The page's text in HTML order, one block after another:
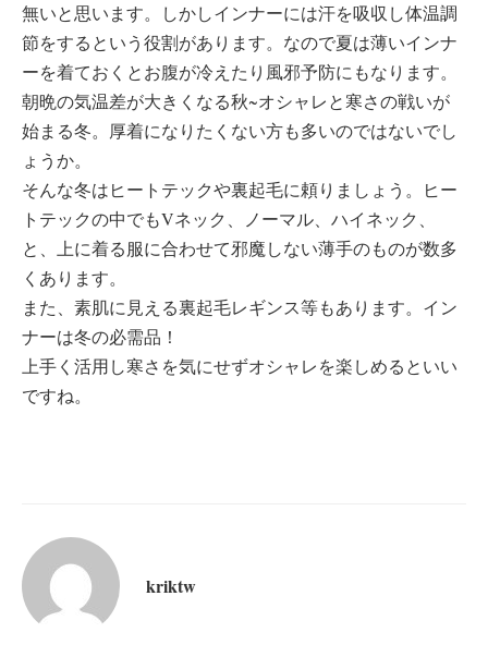
無いと思います。しかしインナーには汗を吸収し体温調
節をするという役割があります。なので夏は薄いインナ
ーを着ておくとお腹が冷えたり風邪予防にもなります。
朝晩の気温差が大きくなる秋~オシャレと寒さの戦いが
始まる冬。厚着になりたくない方も多いのではないでし
ょうか。
そんな冬はヒートテックや裏起毛に頼りましょう。ヒー
トテックの中でもVネック、ノーマル、ハイネック、
と、上に着る服に合わせて邪魔しない薄手のものが数多
くあります。
また、素肌に見える裏起毛レギンス等もあります。イン
ナーは冬の必需品！
上手く活用し寒さを気にせずオシャレを楽しめるといい
ですね。
kriktw